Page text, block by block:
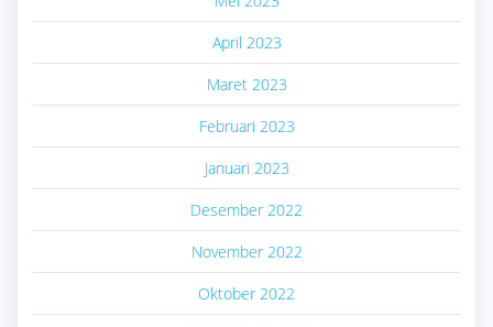
April 2023
Maret 2023
Februari 2023
Januari 2023
Desember 2022
November 2022
Oktober 2022